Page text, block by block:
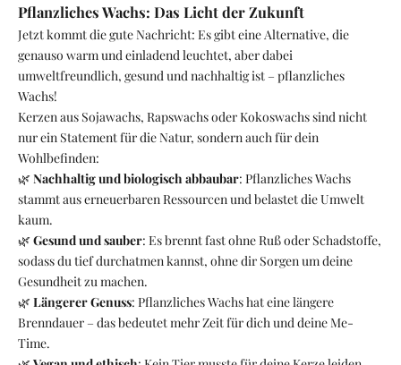
Pflanzliches Wachs: Das Licht der Zukunft
Jetzt kommt die gute Nachricht: Es gibt eine Alternative, die
genauso warm und einladend leuchtet, aber dabei
umweltfreundlich, gesund und nachhaltig ist – pflanzliches
Wachs!
Kerzen aus Sojawachs, Rapswachs oder Kokoswachs sind nicht
nur ein Statement für die Natur, sondern auch für dein
Wohlbefinden:
🌿 Nachhaltig und biologisch abbaubar: Pflanzliches Wachs
stammt aus erneuerbaren Ressourcen und belastet die Umwelt
kaum.
🌿 Gesund und sauber: Es brennt fast ohne Ruß oder Schadstoffe,
sodass du tief durchatmen kannst, ohne dir Sorgen um deine
Gesundheit zu machen.
🌿 Längerer Genuss: Pflanzliches Wachs hat eine längere
Brenndauer – das bedeutet mehr Zeit für dich und deine Me-
Time.